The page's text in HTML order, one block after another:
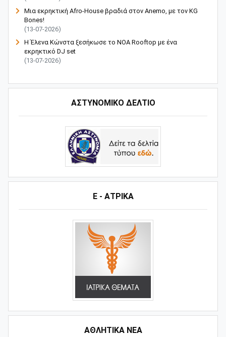
Μια εκρηκτική Afro-House βραδιά στον Anemo, με τον KG
Bones!
(13-07-2026)
Η Έλενα Κώνστα ξεσήκωσε το NOA Rooftop με ένα
εκρηκτικό DJ set
(13-07-2026)
ΑΣΤΥΝΟΜΙΚΟ ΔΕΛΤΙΟ
Ε - ΑΤΡΙΚΑ
ΑΘΛΗΤΙΚΆ ΝΈΑ